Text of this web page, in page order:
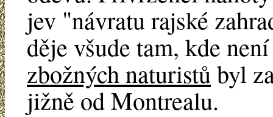
jev "návratu rajské
děje všude tam, kde
zbožných naturistůbyl
jižně od Montrealu.